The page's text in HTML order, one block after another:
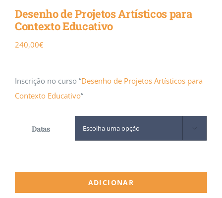
Calendário
Desenho de Projetos Artísticos para
Contexto Educativo
240,00€
Inscrição no curso “Desenho de Projetos Artísticos para
Contexto Educativo“
Datas
ADICIONAR